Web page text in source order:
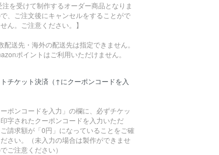
注を受けて制作するオーダー商品となりま
、ご注文後にキャンセルをすることがで
ん。ご注意ください。】
配送先・海外の配送先は指定できません。
ポイントはご利用いただけません。
チケット決済（↑にクーポンコードを入
ーポンコードを入力」の欄に、必ずチケッ
印字されたクーポンコードを入力いただ
請求額が「0円」になっていることをご確
さい。（未入力の場合は製作ができませ
ご注意ください）